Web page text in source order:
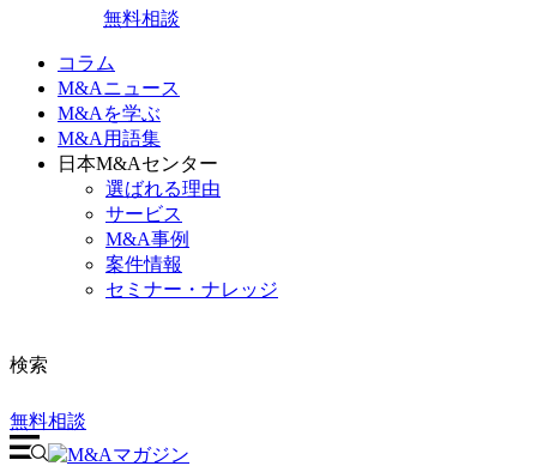
無料相談
コラム
M&Aニュース
M&Aを学ぶ
M&A用語集
日本M&Aセンター
選ばれる理由
サービス
M&A事例
案件情報
セミナー・ナレッジ
検索
無料相談